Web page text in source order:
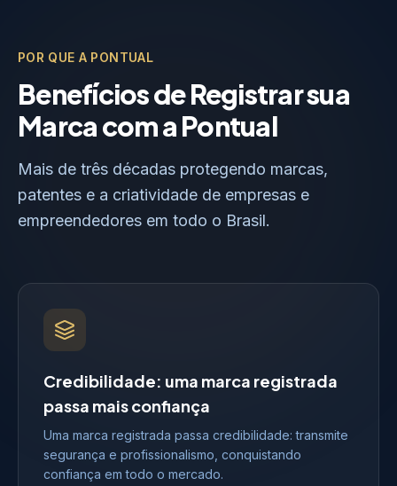
POR QUE A PONTUAL
Benefícios de Registrar sua
Marca com a Pontual
Mais de três décadas protegendo marcas,
patentes e a criatividade de empresas e
empreendedores em todo o Brasil.
Credibilidade: uma marca registrada
passa mais confiança
Uma marca registrada passa credibilidade: transmite
segurança e profissionalismo, conquistando
confiança em todo o mercado.